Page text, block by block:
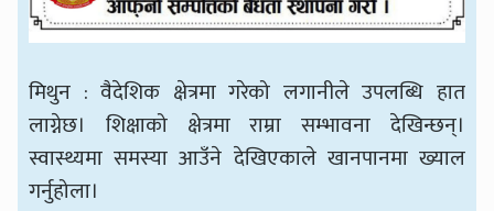
मिथुन : वैदेशिक क्षेत्रमा गरेको लगानीले उपलब्धि हात
लाग्नेछ। शिक्षाको क्षेत्रमा राम्रा सम्भावना देखिन्छन्।
स्वास्थ्यमा समस्या आउँने देखिएकाले खानपानमा ख्याल
गर्नुहोला।